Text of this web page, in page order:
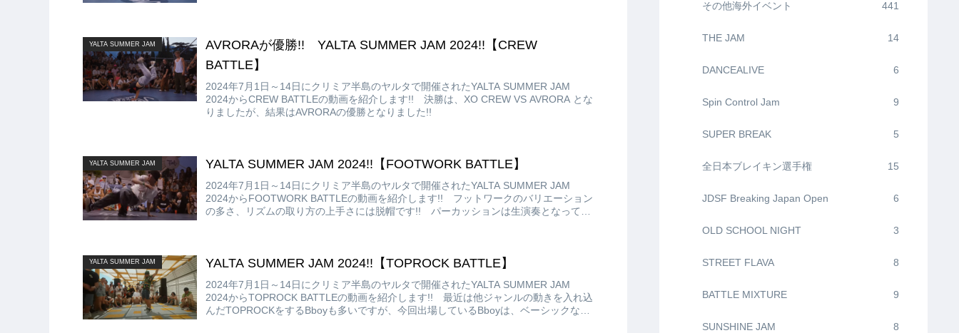
YALTA SUMMER JAM
AVRORAが優勝!! YALTA SUMMER JAM 2024!!【CREW
BATTLE】
2024年7月1日～14日にクリミア半島のヤルタで開催されたYALTA SUMMER JAM
2024からCREW BATTLEの動画を紹介します!! 決勝は、XO CREW VS AVRORA とな
りましたが、結果はAVRORAの優勝となりました!!
YALTA SUMMER JAM YALTA SUMMER JAM 2024!!【FOOTWORK BATTLE】
2024年7月1日～14日にクリミア半島のヤルタで開催されたYALTA SUMMER JAM
2024からFOOTWORK BATTLEの動画を紹介します!! フットワークのバリエーション
の多さ、リズムの取り方の上手さには脱帽です!! パーカッションは生演奏となってお
YALTA SUMMER JAM YALTA SUMMER JAM 2024!!【TOPROCK BATTLE】
2024年7月1日～14日にクリミア半島のヤルタで開催されたYALTA SUMMER JAM
2024からTOPROCK BATTLEの動画を紹介します!! 最近は他ジャンルの動きを入れ込
んだTOPROCKをするBboyも多いですが、今回出場しているBboyは、ベーシックなブ
その他海外イベント 441
THE JAM 14
DANCEALIVE 6
Spin Control Jam 9
SUPER BREAK 5
全日本ブレイキン選手権 15
JDSF Breaking Japan Open 6
OLD SCHOOL NIGHT 3
STREET FLAVA 8
BATTLE MIXTURE 9
SUNSHINE JAM 8